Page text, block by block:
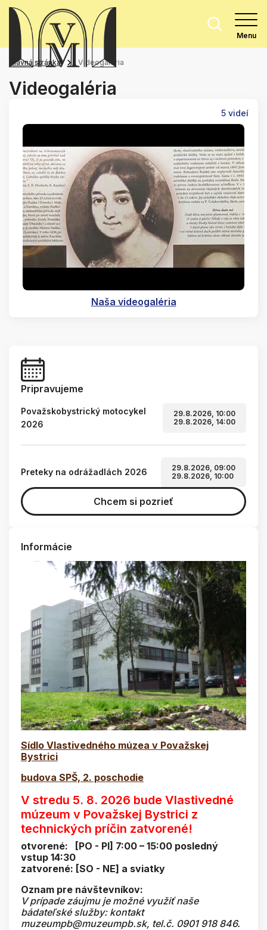
Menu
Hlavná stránka Videogaléria
Videogaléria
5 videí
Naša videogaléria
Pripravujeme
Považskobystrický motocykel
2026
29.8.2026, 10:00
29.8.2026, 14:00
Preteky na odrážadlách 2026
29.8.2026, 09:00
29.8.2026, 10:00
Chcem si pozrieť
Informácie
Sídlo Vlastivedného múzea v Považskej
Bystrici
budova SPŠ, 2. poschodie
V stredu 5. 8. 2026 bude Vlastivedné
múzeum v Považskej Bystrici z
technických príčin zatvorené!
otvorené: [PO - PI] 7:00 – 15:00 posledný
vstup 14:30
zatvorené: [SO - NE] a sviatky
Oznam pre návštevníkov:
V prípade záujmu je možné využiť naše
bádateľské služby: kontakt
muzeumpb@muzeumpb.sk, tel.č. 0901 918 846.